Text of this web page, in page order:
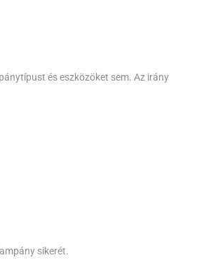
és eszközöket sem. Az irány
sikerét.